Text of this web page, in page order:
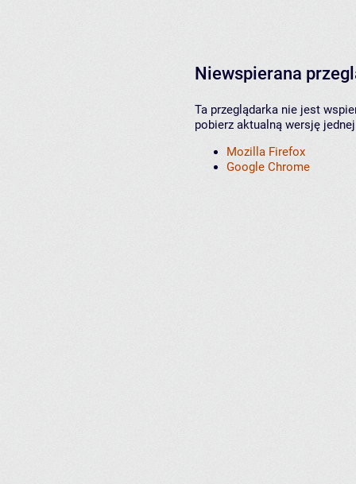
Niewspierana
Ta przeglądarka nie jest
pobierz aktualną wersję
Mozilla Firefox
Google Chrome